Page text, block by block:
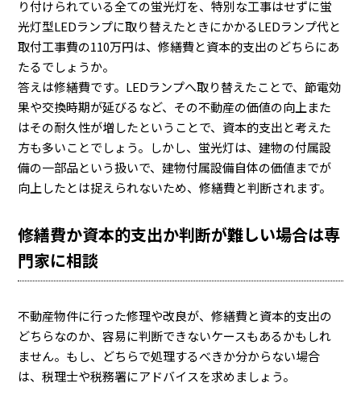
り付けられている全ての蛍光灯を、特別な工事はせずに蛍
光灯型LEDランプに取り替えたときにかかるLEDランプ代と
取付工事費の110万円は、修繕費と資本的支出のどちらにあ
たるでしょうか。
答えは修繕費です。LEDランプへ取り替えたことで、節電効
果や交換時期が延びるなど、その不動産の価値の向上また
はその耐久性が増したということで、資本的支出と考えた
方も多いことでしょう。しかし、蛍光灯は、建物の付属設
備の一部品という扱いで、建物付属設備自体の価値までが
向上したとは捉えられないため、修繕費と判断されます。
修繕費か資本的支出か判断が難しい場合は専
門家に相談
不動産物件に行った修理や改良が、修繕費と資本的支出の
どちらなのか、容易に判断できないケースもあるかもしれ
ません。もし、どちらで処理するべきか分からない場合
は、税理士や税務署にアドバイスを求めましょう。